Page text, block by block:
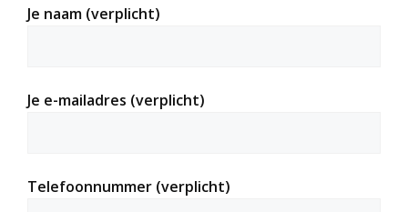
Je naam (verplicht)
Je e-mailadres (verplicht)
Telefoonnummer (verplicht)